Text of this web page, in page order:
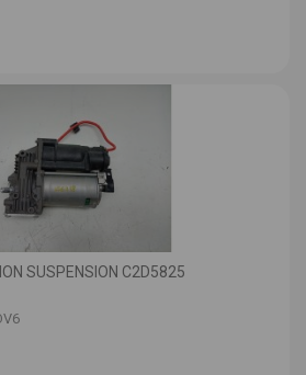
SUSPENSION C2D5825